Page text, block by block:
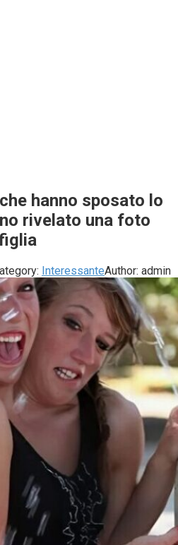
hanno sposato lo
rivelato una foto
InteressanteAuthor: admin